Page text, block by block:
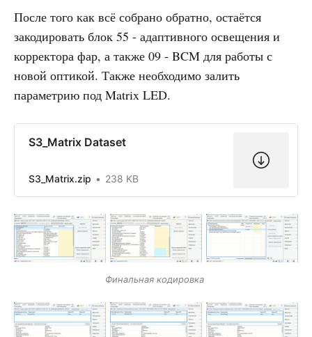
После того как всё собрано обратно, остаётся
закодировать блок 55 - адаптивного освещения и
корректора фар, а также 09 - BCM для работы с
новой оптикой. Также необходимо залить
параметрию под Matrix LED.
S3_Matrix Dataset
S3_Matrix.zip 238 KB
Финальная кодировка